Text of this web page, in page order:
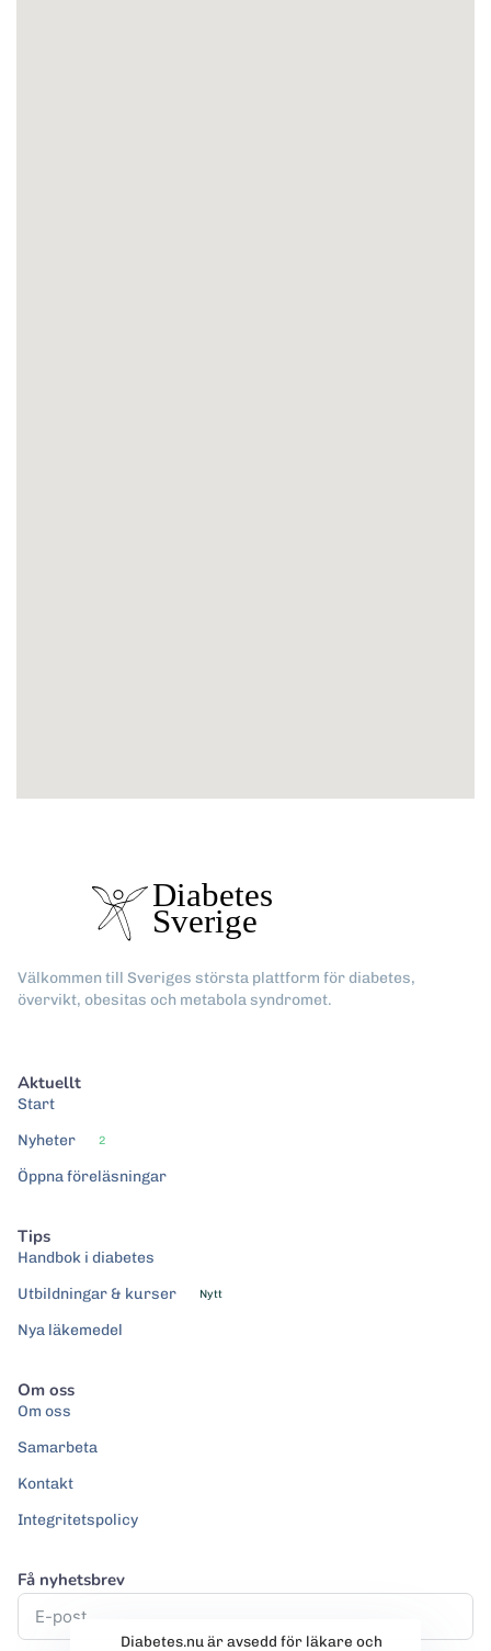
Välkommen till Sveriges största plattform för diabetes,
övervikt, obesitas och metabola syndromet.
Aktuellt
Start
Nyheter
2
Öppna föreläsningar
Tips
Handbok i diabetes
Utbildningar & kurser
Nytt
Nya läkemedel
Om oss
Om oss
Samarbeta
Kontakt
Integritetspolicy
Få nyhetsbrev
Diabetes.nu är avsedd för läkare och